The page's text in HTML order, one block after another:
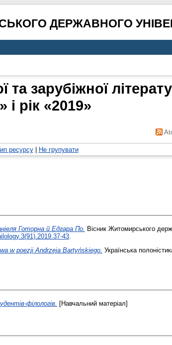
ДЕРЖАВНОГО
зарубіжної
і рік «2019»
ресурсу| Не групувати
Готорна й Едгара По. Вісник Житомирського
43.
w poezji Andrzeja Bartyńskiego. Українська
філологів. [Навчальний матеріал]